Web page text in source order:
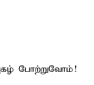
போற்றுவோம்!